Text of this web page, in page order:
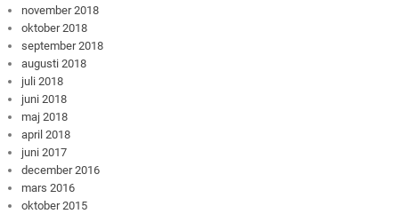
november 2018
oktober 2018
september 2018
augusti 2018
juli 2018
juni 2018
maj 2018
april 2018
juni 2017
december 2016
mars 2016
oktober 2015